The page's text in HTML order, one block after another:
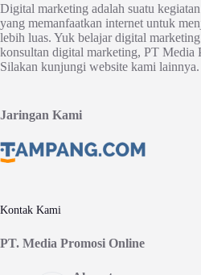
Digital marketing adalah suatu
yang memanfaatkan internet untuk
lebih luas. Yuk belajar digital
konsultan digital marketing, PT Media
Silakan kunjungi website kami lainnya.
Jaringan Kami
Kontak Kami
PT. Media Promosi Online